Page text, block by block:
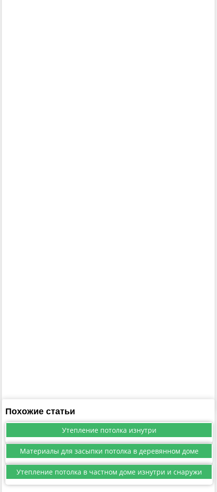
Похожие статьи
Утепление потолка изнутри
Материалы для засыпки потолка в деревянном доме
Утепление потолка в частном доме изнутри и снаружи